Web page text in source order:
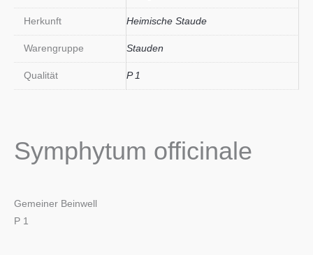
Herkunft Heimische Staude
Warengruppe Stauden
Qualität P 1
Symphytum officinale
Gemeiner Beinwell
P 1